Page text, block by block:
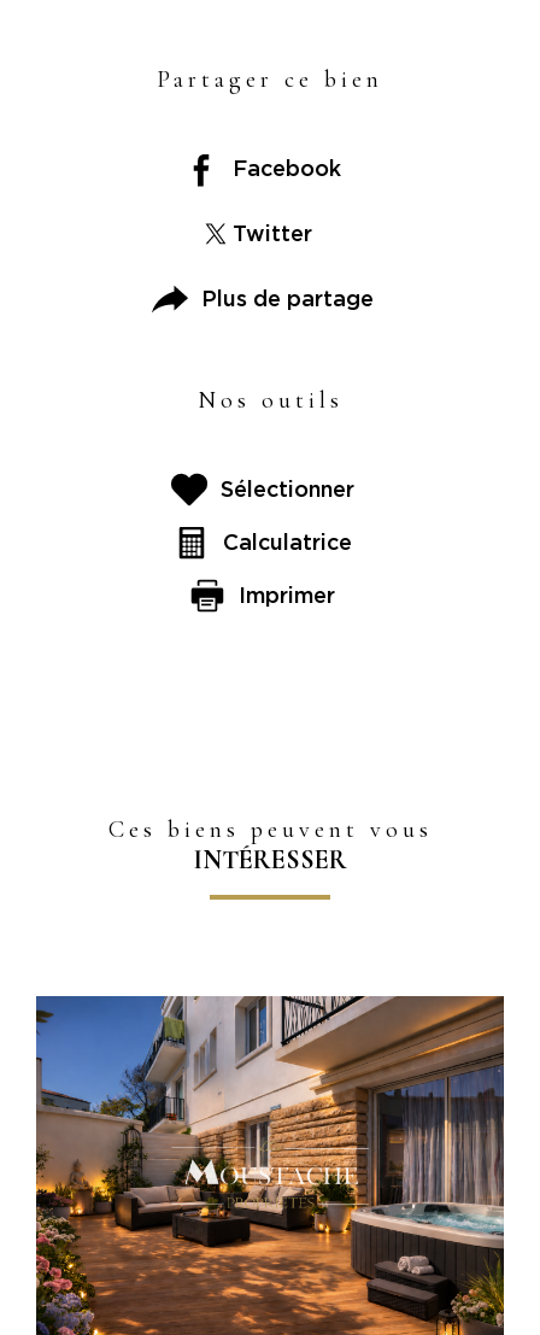
Partager ce bien
Facebook
Twitter
Plus de partage
Nos outils
Sélectionner
Calculatrice
Imprimer
Ces biens peuvent vous
INTÉRESSER
Voir le bien